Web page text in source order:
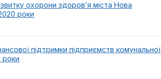
охорони здоров’я міста Нова
роки
підтримки підприємств комунальної
роки